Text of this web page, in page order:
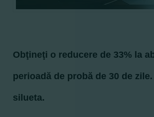
Obţineţi o reducere de 33% la
perioadă de probă de 30 de
silueta.